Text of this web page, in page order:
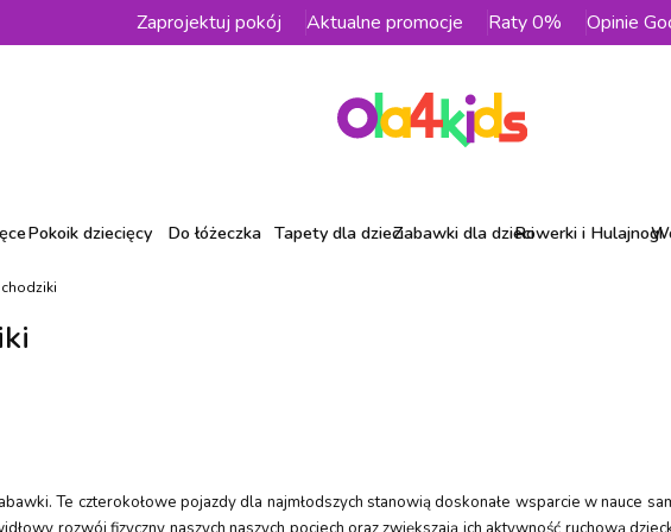
Zaprojektuj pokój Aktualne promocje Raty 0% Opinie
Pokoik dziecięcy Do łóżeczka Tapety dla dzieciZabawki dla dzieciRowerki i Hulajnogi
Te czterokołowe pojazdy dla najmłodszych stanowią doskonałe wsparcie w nauce